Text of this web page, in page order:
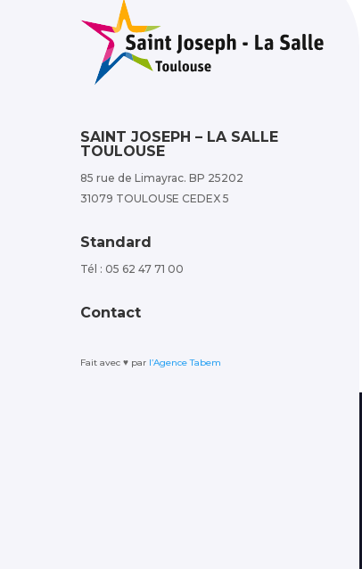
SAINT JOSEPH – LA SALLE
TOULOUSE
85 rue de Limayrac. BP 25202
31079 TOULOUSE CEDEX 5
Standard
Tél : 05 62 47 71 00
Contact
Fait avec ♥️ par l’Agence Tabem